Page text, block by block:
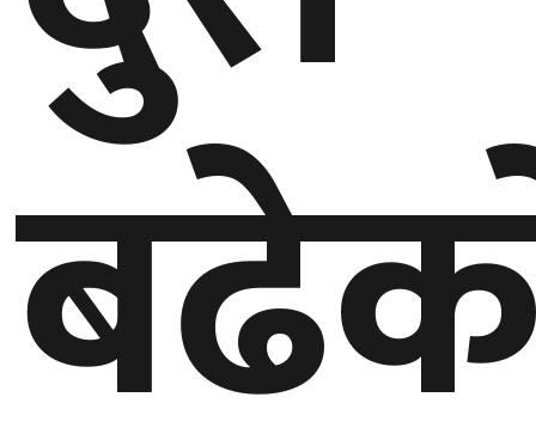
सुदूरपश्चिम
समाज
मनाेरञ्जन
खेलकुद
घुमफिर